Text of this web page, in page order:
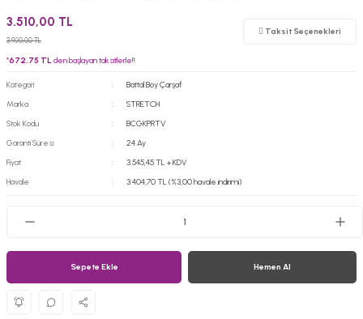
3.510,00 TL
3.900,00 TL
Taksit Seçenekleri
*672,75 TL den başlayan taksitlerle!!
Kategori
Battal Boy Çarşaf
Marka
STRETCH
Stok Kodu
BCGKPRTV
Garanti Süresi
24 Ay
Fiyat
3.545,45 TL + KDV
Havale
3.404,70 TL (%3,00 havale indirimi)
Sepete Ekle Hemen Al